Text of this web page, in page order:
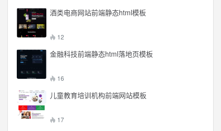
酒类电商网站前端静态html模板
12
金融科技前端静态html落地页模板
16
儿童教育培训机构前端网站模板
17